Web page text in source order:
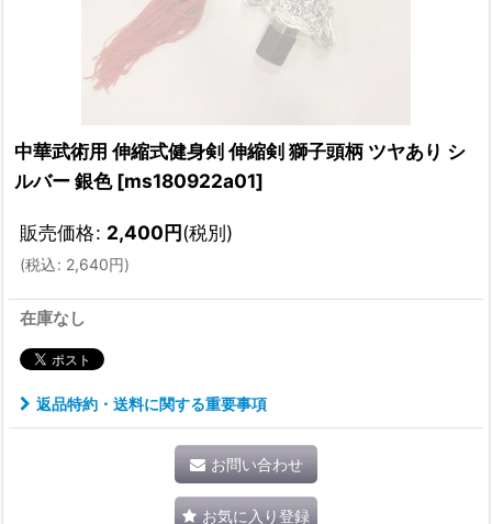
中華武術用 伸縮式健身剣 伸縮剣 獅子頭柄 ツヤあり シ
ルバー 銀色 [ms180922a01]
販売価格: 2,400円(税別)
(税込: 2,640円)
在庫なし
返品特約・送料に関する重要事項
お問い合わせ
お気に入り登録